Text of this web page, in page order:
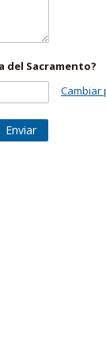
del Sacramento?
Cambiar
Enviar